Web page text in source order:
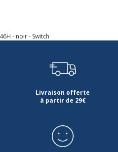
- noir - Switch
Livraison offerte
à partir de 29€